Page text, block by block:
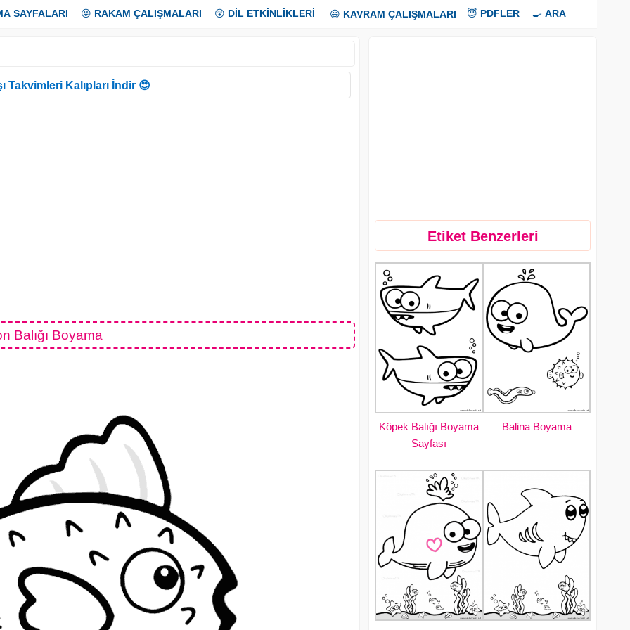
SAYFALARI 😜 RAKAM ÇALIŞMALARI 😲 DİL ETKİNLİKLERİ 😃 KAVRAM ÇALIŞMALARI 😇 PDFLER 🍳 ARA
Takvimleri Kalıpları İndir 😍
Balığı Boyama
Etiket Benzerleri
Köpek Balığı Boyama
Sayfası
Balina Boyama